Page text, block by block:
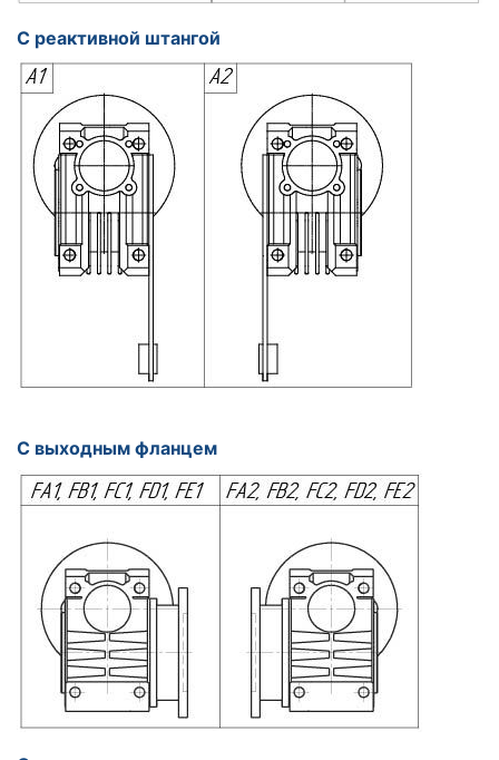
С реактивной штангой
С выходным фланцем